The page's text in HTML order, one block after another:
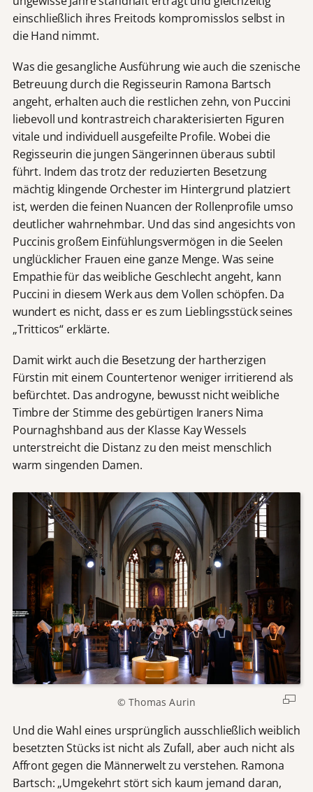
einschließlich ihres Freitods kompromisslos selbst in
die Hand nimmt.
Was die gesangliche Ausführung wie auch die szenische
Betreuung durch die Regisseurin Ramona Bartsch
angeht, erhalten auch die restlichen zehn, von Puccini
liebevoll und kontrastreich charakterisierten Figuren
vitale und individuell ausgefeilte Profile. Wobei die
Regisseurin die jungen Sängerinnen überaus subtil
führt. Indem das trotz der reduzierten Besetzung
mächtig klingende Orchester im Hintergrund platziert
ist, werden die feinen Nuancen der Rollenprofile umso
deutlicher wahrnehmbar. Und das sind angesichts von
Puccinis großem Einfühlungsvermögen in die Seelen
unglücklicher Frauen eine ganze Menge. Was seine
Empathie für das weibliche Geschlecht angeht, kann
Puccini in diesem Werk aus dem Vollen schöpfen. Da
wundert es nicht, dass er es zum Lieblingsstück seines
„Tritticos“ erklärte.
Damit wirkt auch die Besetzung der hartherzigen
Fürstin mit einem Countertenor weniger irritierend als
befürchtet. Das androgyne, bewusst nicht weibliche
Timbre der Stimme des gebürtigen Iraners Nima
Pournaghshband aus der Klasse Kay Wessels
unterstreicht die Distanz zu den meist menschlich
warm singenden Damen.
© Thomas Aurin
Und die Wahl eines ursprünglich ausschließlich weiblich
besetzten Stücks ist nicht als Zufall, aber auch nicht als
Affront gegen die Männerwelt zu verstehen. Ramona
Bartsch: „Umgekehrt stört sich kaum jemand daran,